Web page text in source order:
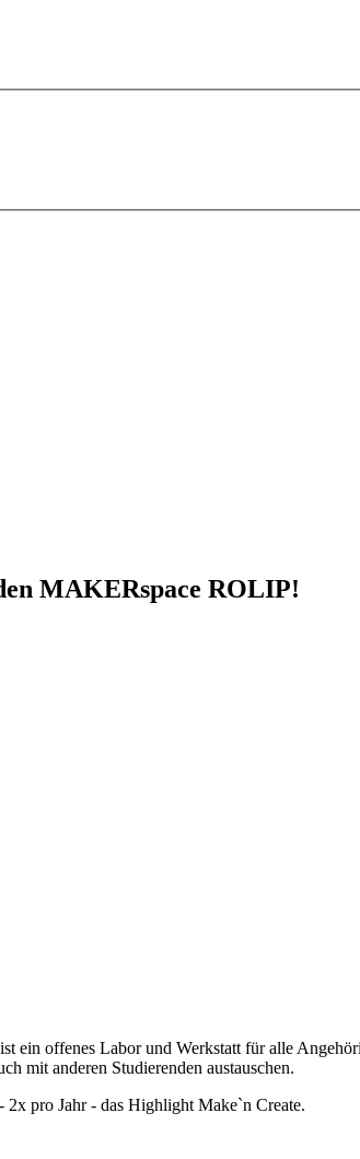
MAKERspace ROLIP!
offenes Labor und Werkstatt für alle
mit anderen Studierenden austauschen.
2x pro Jahr - das Highlight Make`n Create.